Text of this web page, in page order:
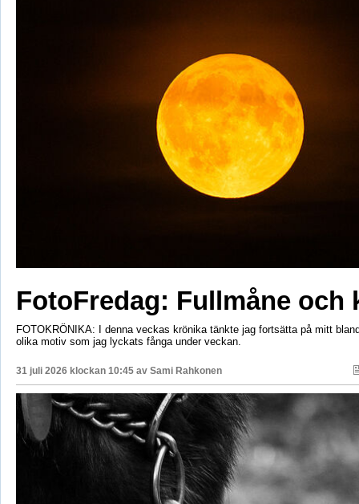
FotoFredag: Fullmåne och
FOTOKRÖNIKA: I denna veckas krönika tänkte jag fortsätta på mitt
olika motiv som jag lyckats fånga under veckan.
31 juli 2026 klockan 10:45 av Sami Rahkonen